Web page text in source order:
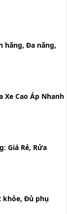
hãng, Đa năng,
Xe Cao Áp Nhanh
Giá Rẻ, Rửa
khỏe, Đủ phụ